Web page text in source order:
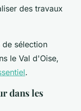
des travaux
de sélection
le Val d'Oise,
.
dans les